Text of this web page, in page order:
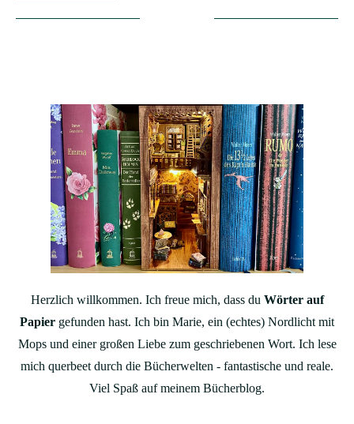
Herzlich willkommen. Ich freue mich, dass du Wörter auf
Papier gefunden hast. Ich bin Marie, ein (echtes) Nordlicht mit
Mops und einer großen Liebe zum geschriebenen Wort. Ich lese
mich querbeet durch die Bücherwelten - fantastische und reale.
Viel Spaß auf meinem Bücherblog.